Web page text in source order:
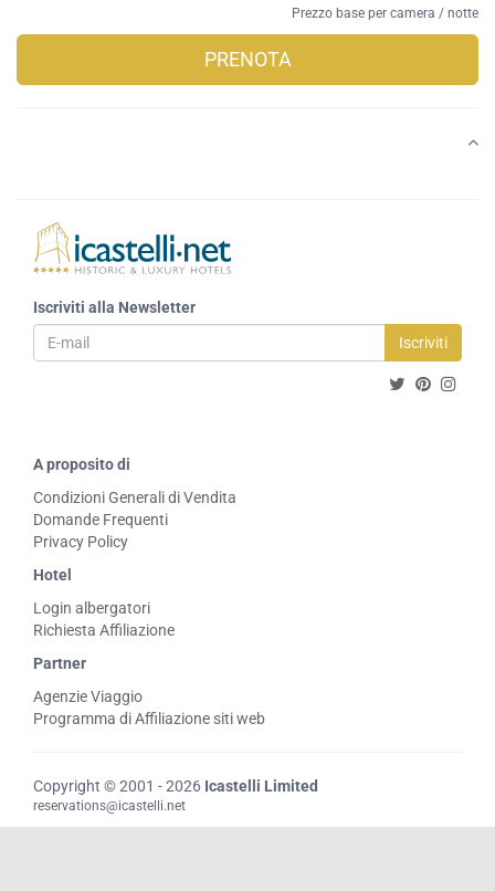
Prezzo base per camera / notte
PRENOTA
Iscriviti alla Newsletter
Iscriviti
A proposito di
Condizioni Generali di Vendita
Domande Frequenti
Privacy Policy
Hotel
Login albergatori
Richiesta Affiliazione
Partner
Agenzie Viaggio
Programma di Affiliazione siti web
Copyright © 2001 - 2026 Icastelli Limited
reservations@icastelli.net